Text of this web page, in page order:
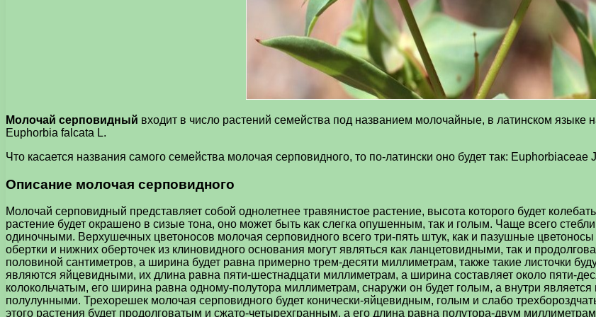
Молочай серповидный входит в число растений семейства под названием молочайные, в латинском языке
Euphorbia falcata L.
Что касается названия самого семейства молочая серповидного, то по-латински оно будет так: Euphorbiaceae
Описание молочая серповидного
Молочай серповидный представляет собой однолетнее травянистое растение, высота которого будет
растение будет окрашено в сизые тона, оно может быть как слегка опушенным, так и голым. Чаще всего
одиночными. Верхушечных цветоносов молочая серповидного всего три-пять штук, как и пазушные
обертки и нижних оберточек из клиновидного основания могут являться как ланцетовидными, так и
половиной сантиметров, а ширина будет равна примерно трем-десяти миллиметрам, также такие листочки
являются яйцевидными, их длина равна пяти-шестнадцати миллиметрам, а ширина составляет около пяти-
колокольчатым, его ширина равна одному-полутора миллиметрам, снаружи он будет голым, а внутри
полулунными. Трехорешек молочая серповидного будет конически-яйцевидным, голым и слабо
этого растения будет продолговатым и сжато-четырехгранным, а его длина равна полутора-двум